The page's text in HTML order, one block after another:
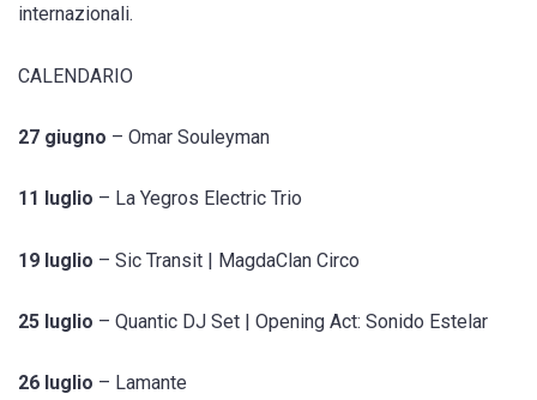
internazionali.
CALENDARIO
27 giugno – Omar Souleyman
11 luglio – La Yegros Electric Trio
19 luglio – Sic Transit | MagdaClan Circo
25 luglio – Quantic DJ Set | Opening Act: Sonido Estelar
26 luglio – Lamante